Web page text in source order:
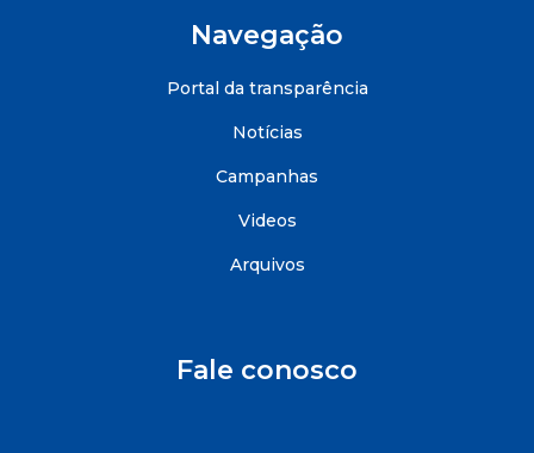
Navegação
Portal da transparência
Notícias
Campanhas
Videos
Arquivos
Fale conosco